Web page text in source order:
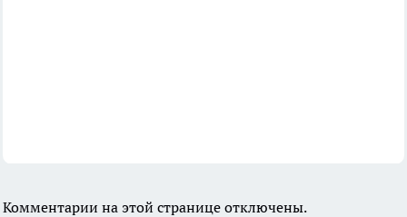
Комментарии на этой странице отключены.